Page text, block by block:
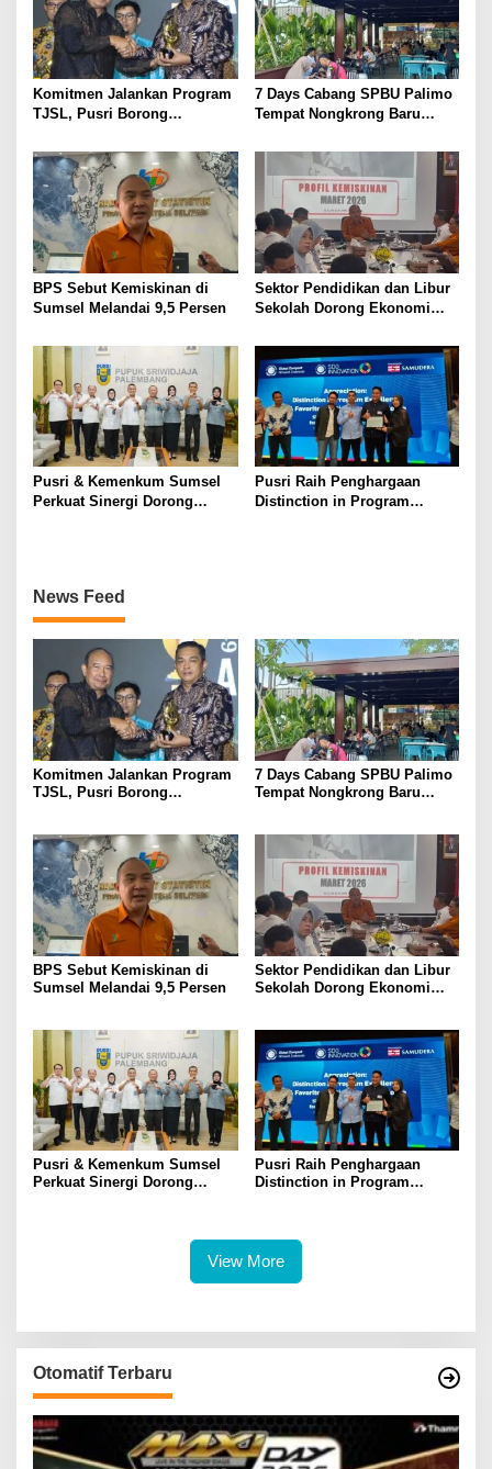
p
o
s
Komitmen Jalankan Program
TJSL, Pusri Borong
Predikat Gold
7 Days Cabang SPBU Palimo
Tempat Nongkrong Baru
BPS Sebut Kemiskinan di
Sumsel Melandai 9,5 Persen
Sektor Pendidikan dan Libur
Sekolah Dorong Ekonomi
di Triwulan II 2026
Pusri & Kemenkum Sumsel
Perkuat Sinergi Dorong
Pusri Raih Penghargaan
Distinction in Program
News Feed
Komitmen Jalankan Program
TJSL, Pusri Borong
7 Days Cabang SPBU Palimo
Tempat Nongkrong Baru
BPS Sebut Kemiskinan di
Sumsel Melandai 9,5 Persen
Sektor Pendidikan dan Libur
Sekolah Dorong Ekonomi
Pusri & Kemenkum Sumsel
Perkuat Sinergi Dorong
Pusri Raih Penghargaan
Distinction in Program
View More
Otomatif Terbaru